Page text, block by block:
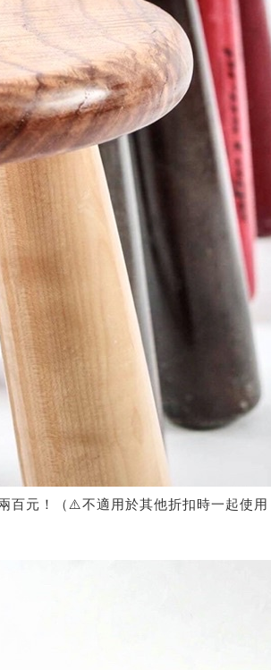
百元！（⚠️不適用於其他折扣時一起使